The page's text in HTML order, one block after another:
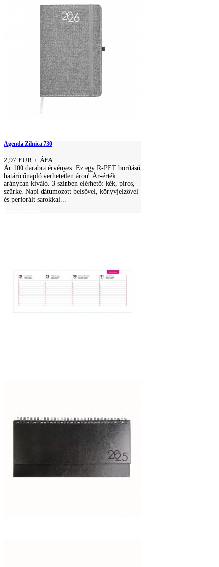
Agenda Zilnica 730
2,97 EUR + ÁFA
Ár 100 darabra érvényes. Ez egy R-PET borítású
határidőnapló verhetetlen áron! Ár-érték
arányban kiváló. 3 színben elérhető: kék, piros,
szürke. Napi dátumozott belsővel, könyvjelzővel
és perforált sarokkal...